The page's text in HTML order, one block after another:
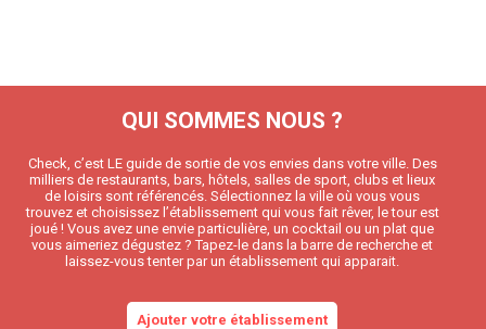
QUI SOMMES NOUS ?
Check, c’est LE guide de sortie de vos envies dans votre ville. Des
milliers de restaurants, bars, hôtels, salles de sport, clubs et lieux
de loisirs sont référencés. Sélectionnez la ville où vous vous
trouvez et choisissez l’établissement qui vous fait rêver, le tour est
joué ! Vous avez une envie particulière, un cocktail ou un plat que
vous aimeriez dégustez ? Tapez-le dans la barre de recherche et
laissez-vous tenter par un établissement qui apparait.
Ajouter votre établissement